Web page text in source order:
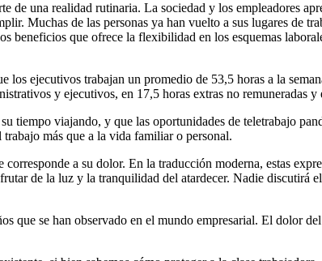
de una realidad rutinaria. La sociedad y los empleadores
Muchas de las personas ya han vuelto a sus lugares de
beneficios que ofrece la flexibilidad en los esquemas
los ejecutivos trabajan un promedio de 53,5 horas a la
y ejecutivos, en 17,5 horas extras no remuneradas
tiempo viajando, y que las oportunidades de teletrabajo
más que a la vida familiar o personal.
a su dolor. En la traducción moderna, estas
de la luz y la tranquilidad del atardecer. Nadie discutirá
que se han observado en el mundo empresarial. El dolor